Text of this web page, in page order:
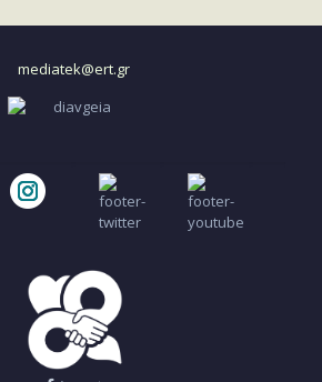
mediatek@ert.gr